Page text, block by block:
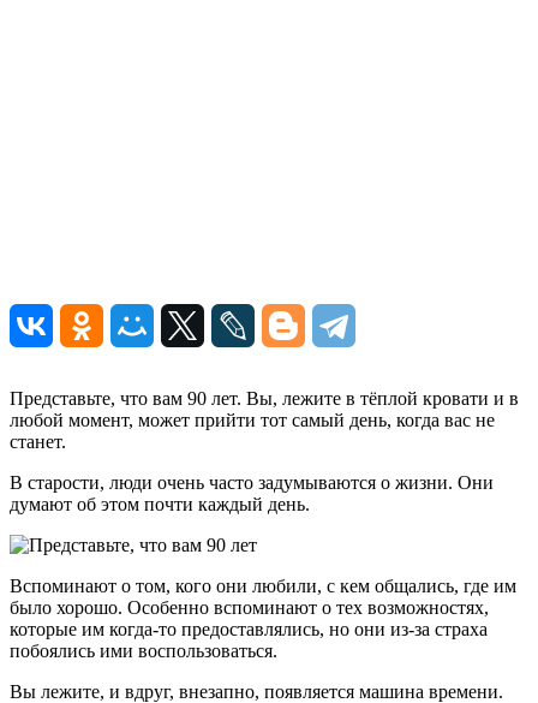
Представьте, что вам 90 лет. Вы, лежите в тёплой кровати и в
любой момент, может прийти тот самый день, когда вас не
станет.
В старости, люди очень часто задумываются о жизни. Они
думают об этом почти каждый день.
Вспоминают о том, кого они любили, с кем общались, где им
было хорошо. Особенно вспоминают о тех возможностях,
которые им когда-то предоставлялись, но они из-за страха
побоялись ими воспользоваться.
Вы лежите, и вдруг, внезапно, появляется машина времени.